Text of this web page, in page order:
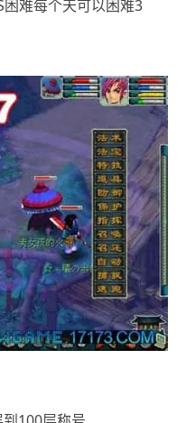
难每个天可以困难3